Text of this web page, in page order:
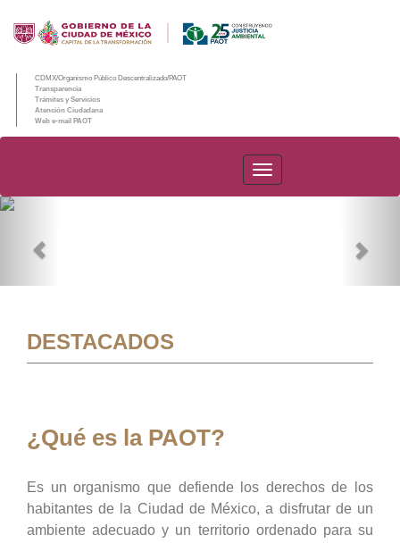
CDMX/Organismo Público Descentralizado/PAOT
Transparencia
Trámites y Servicios
Atención Ciudadana
Web e-mail PAOT
PAOT
DESTACADOS
¿Qué es la PAOT?
Es un organismo que defiende los derechos de los
habitantes de la Ciudad de México, a disfrutar de un
ambiente adecuado y un territorio ordenado para su